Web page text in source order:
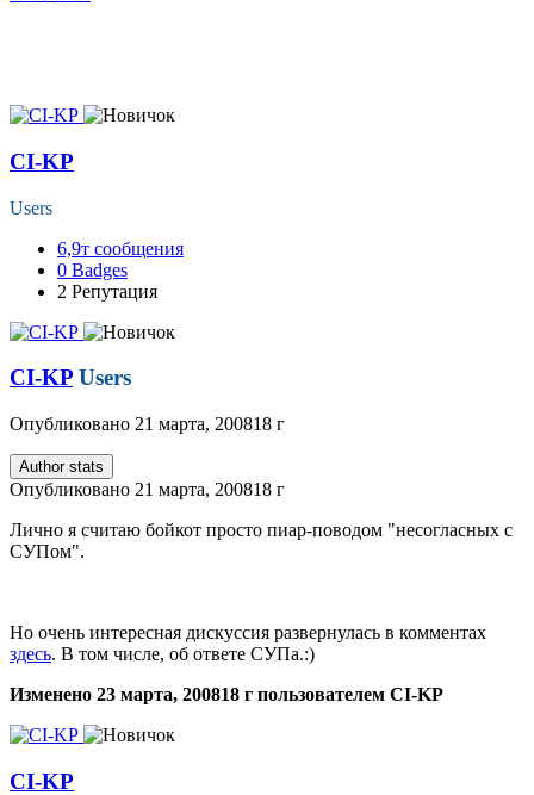
CI-KP
Users
6,9т сообщения
0 Badges
2 Репутация
CI-KP Users
Опубликовано 21 марта, 200818 г
Author stats
Опубликовано 21 марта, 200818 г
Лично я считаю бойкот просто пиар-поводом "несогласных с
СУПом".
Но очень интересная дискуссия развернулась в комментах
здесь. В том числе, об ответе СУПа.:)
Изменено 23 марта, 200818 г пользователем CI-KP
CI-KP